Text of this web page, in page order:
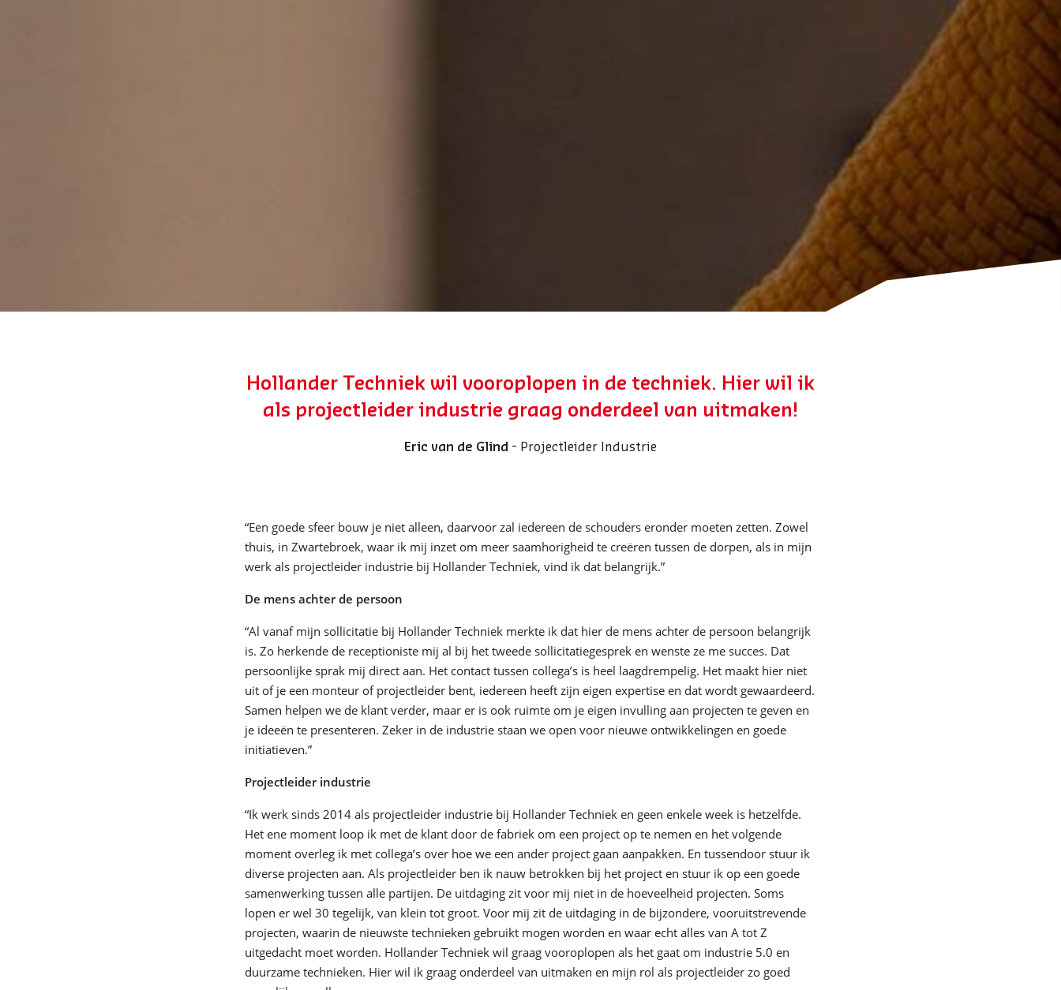
Hollander Techniek wil vooroplopen in de techniek. Hier wil ik
als projectleider industrie graag onderdeel van uitmaken!
Eric van de Glind - Projectleider Industrie
“Een goede sfeer bouw je niet alleen, daarvoor zal iedereen de schouders eronder moeten zetten. Zowel
thuis, in Zwartebroek, waar ik mij inzet om meer saamhorigheid te creëren tussen de dorpen, als in mijn
werk als projectleider industrie bij Hollander Techniek, vind ik dat belangrijk.”
De mens achter de persoon
“Al vanaf mijn sollicitatie bij Hollander Techniek merkte ik dat hier de mens achter de persoon belangrijk
is. Zo herkende de receptioniste mij al bij het tweede sollicitatiegesprek en wenste ze me succes. Dat
persoonlijke sprak mij direct aan. Het contact tussen collega’s is heel laagdrempelig. Het maakt hier niet
uit of je een monteur of projectleider bent, iedereen heeft zijn eigen expertise en dat wordt gewaardeerd.
Samen helpen we de klant verder, maar er is ook ruimte om je eigen invulling aan projecten te geven en
je ideeën te presenteren. Zeker in de industrie staan we open voor nieuwe ontwikkelingen en goede
initiatieven.”
Projectleider industrie
“Ik werk sinds 2014 als projectleider industrie bij Hollander Techniek en geen enkele week is hetzelfde.
Het ene moment loop ik met de klant door de fabriek om een project op te nemen en het volgende
moment overleg ik met collega’s over hoe we een ander project gaan aanpakken. En tussendoor stuur ik
diverse projecten aan. Als projectleider ben ik nauw betrokken bij het project en stuur ik op een goede
samenwerking tussen alle partijen. De uitdaging zit voor mij niet in de hoeveelheid projecten. Soms
lopen er wel 30 tegelijk, van klein tot groot. Voor mij zit de uitdaging in de bijzondere, vooruitstrevende
projecten, waarin de nieuwste technieken gebruikt mogen worden en waar echt alles van A tot Z
uitgedacht moet worden. Hollander Techniek wil graag vooroplopen als het gaat om industrie 5.0 en
duurzame technieken. Hier wil ik graag onderdeel van uitmaken en mijn rol als projectleider zo goed